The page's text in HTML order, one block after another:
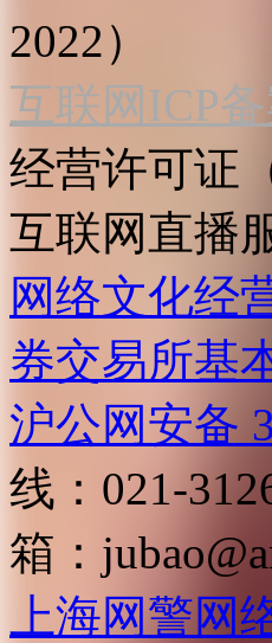
2022）
互联网ICP
经营许可证
互联网直播
网络文化经
券交易所基
沪公网安备
线：021-
箱：
上海网警网